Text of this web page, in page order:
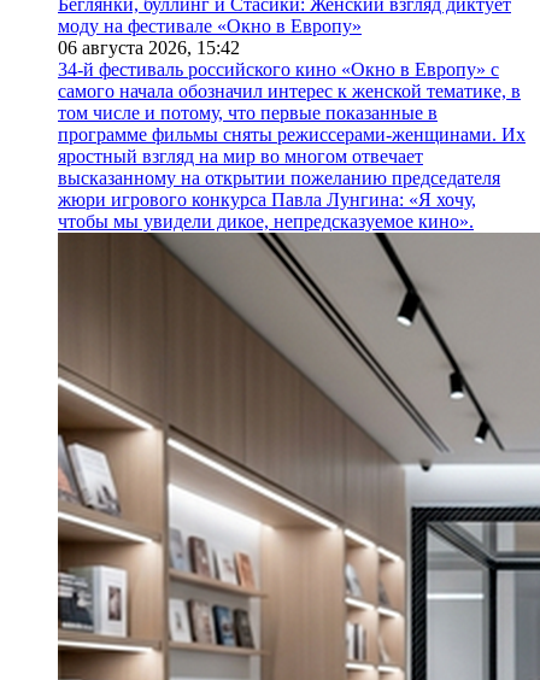
Беглянки, буллинг и Стасики: Женский взгляд диктует
моду на фестивале «Окно в Европу»
06 августа 2026, 15:42
34-й фестиваль российского кино «Окно в Европу» с
самого начала обозначил интерес к женской тематике, в
том числе и потому, что первые показанные в
программе фильмы сняты режиссерами-женщинами. Их
яростный взгляд на мир во многом отвечает
высказанному на открытии пожеланию председателя
жюри игрового конкурса Павла Лунгина: «Я хочу,
чтобы мы увидели дикое, непредсказуемое кино».